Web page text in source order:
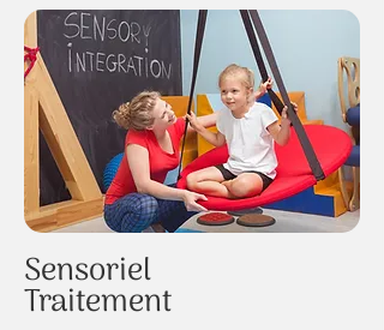
Sensoriel
Traitement